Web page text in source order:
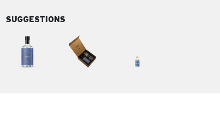
SUGGESTIONS